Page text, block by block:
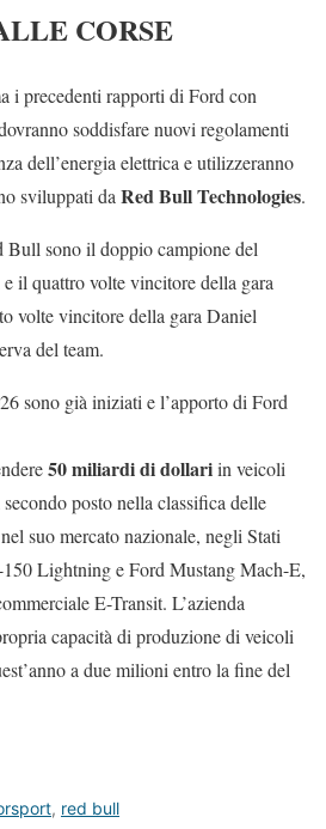
CORSE
i precedenti rapporti di Ford con
soddisfare nuovi regolamenti
dell’energia elettrica e utilizzeranno
sviluppati da Red Bull Technologies.
sono il doppio campione del
e il quattro volte vincitore della gara
volte vincitore della gara Daniel
del team.
sono già iniziati e l’apporto di Ford
50 miliardi di dollariin veicoli
posto nella classifica delle
suo mercato nazionale, negli Stati
Lightning e Ford Mustang Mach-E,
E-Transit. L’azienda
capacità di produzione di veicoli
a due milioni entro la fine del
, red bull